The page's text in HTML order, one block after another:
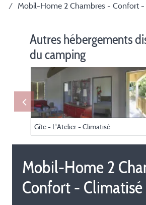
Mobil-Home 2 Chambres - Confort -
Autres hébergements
du camping
Gîte - L'Atelier - Climatisé
Mobil-Home 2
Confort - Climatisé